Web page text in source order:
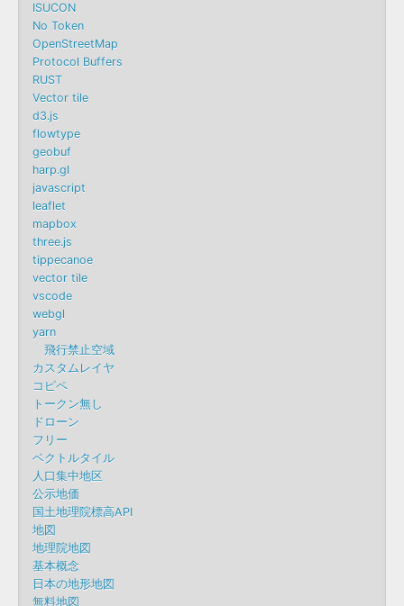
ISUCON
No Token
OpenStreetMap
Protocol Buffers
RUST
Vector tile
d3.js
flowtype
geobuf
harp.gl
javascript
leaflet
mapbox
three.js
tippecanoe
vector tile
vscode
webgl
yarn
飛行禁止空域
カスタムレイヤ
コピペ
トークン無し
ドローン
フリー
ベクトルタイル
人口集中地区
公示地価
国土地理院標高API
地図
地理院地図
基本概念
日本の地形地図
無料地図